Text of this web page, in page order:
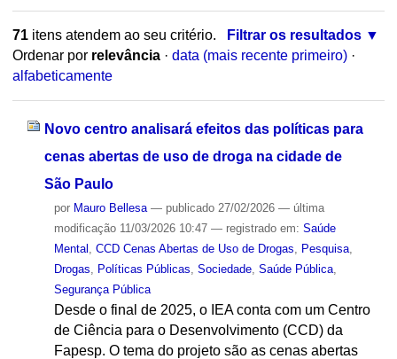
71itens atendem ao seu critério.
Filtrar os resultados
Ordenar por relevância · data (mais recente primeiro) ·
alfabeticamente
Novo centro analisará efeitos das políticas para
cenas abertas de uso de droga na cidade de
São Paulo
por Mauro Bellesa — publicado27/02/2026 — última
modificação11/03/2026 10:47 — registrado em: Saúde
Mental
CCD Cenas Abertas de Uso de Drogas Pesquisa,
Drogas
Políticas Públicas Sociedade, Saúde Pública,
Segurança Pública
Desde o final de 2025, o IEA conta com um Centro
de Ciência para o Desenvolvimento (CCD) da
Fapesp. O tema do projeto são as cenas abertas